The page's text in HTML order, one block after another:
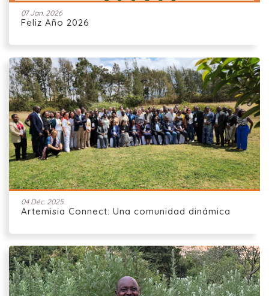
07 Jan. 2026
Feliz Año 2026
04 Déc. 2025
Artemisia Connect: Una comunidad dinámica